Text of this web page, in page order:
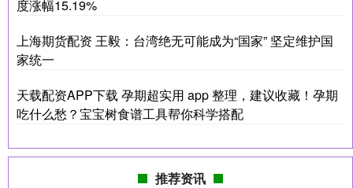
度涨幅15.19%
上海期货配资 王毅：台湾绝无可能成为“国家” 坚定维护国
家统一
天载配资APP下载 孕期超实用 app 整理，建议收藏！孕期
吃什么愁？宝宝树食谱工具帮你科学搭配
推荐资讯